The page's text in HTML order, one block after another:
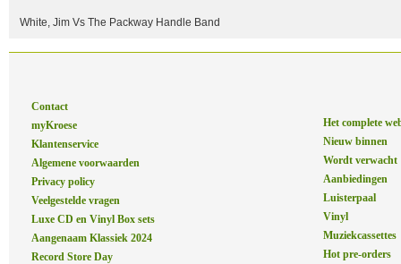
White, Jim Vs The Packway Handle Band
Contact
myKroese
Klantenservice
Algemene voorwaarden
Privacy policy
Veelgestelde vragen
Luxe CD en Vinyl Box sets
Aangenaam Klassiek 2024
Record Store Day
Het complete
Nieuw binnen
Wordt verwacht
Aanbiedingen
Luisterpaal
Vinyl
Muziekcassettes
Hot pre-orders